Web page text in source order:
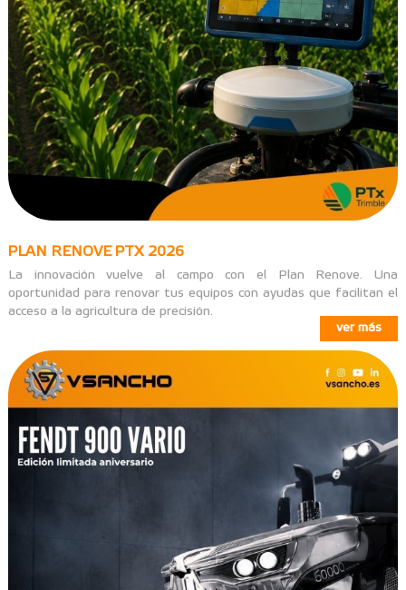
PLAN RENOVE PTX 2026
La innovación vuelve al campo con el Plan Renove. Una
oportunidad para renovar tus equipos con ayudas que facilitan el
acceso a la agricultura de precisión.
ver más